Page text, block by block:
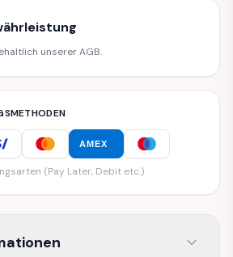
unserer AGB.
AMEX
(Pay Later, Debit etc.)